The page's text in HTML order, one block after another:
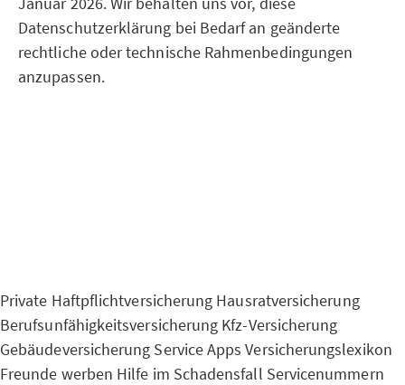
Datenschutzerklärung bei Bedarf an geänderte
rechtliche oder technische Rahmenbedingungen
anzupassen.
Private Haftpflichtversicherung Hausratversicherung
Berufsunfähigkeitsversicherung Kfz-Versicherung
Gebäudeversicherung Service Apps Versicherungslexikon
Freunde werben Hilfe im Schadensfall Servicenummern